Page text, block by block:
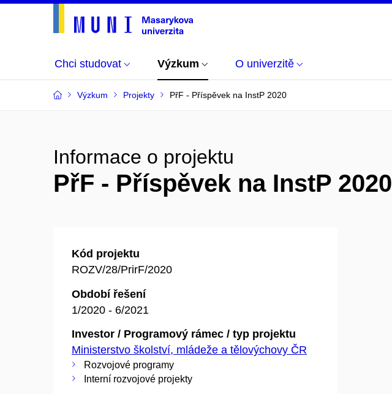
Chci studovat Výzkum O univerzitě
Výzkum Projekty PřF - Příspěvek na InstP 2020
Informace o projektu
PřF - Příspěvek na InstP 2020
Kód projektu
ROZV/28/PrirF/2020
Období řešení
1/2020 - 6/2021
Investor / Programový rámec / typ projektu
Ministerstvo školství, mládeže a tělovýchovy ČR
Rozvojové programy
Interní rozvojové projekty